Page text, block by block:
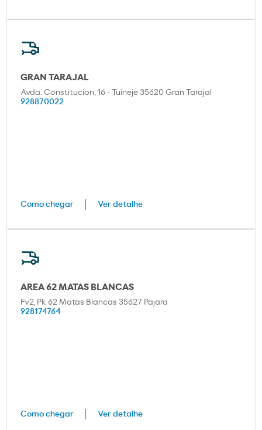
GRAN TARAJAL
Avda. Constitucion, 16 - Tuineje 35620 Gran Tarajal
928870022
Como chegar Ver detalhe
AREA 62 MATAS BLANCAS
Fv2, Pk 62 Matas Blancas 35627 Pajara
928174764
Como chegar Ver detalhe